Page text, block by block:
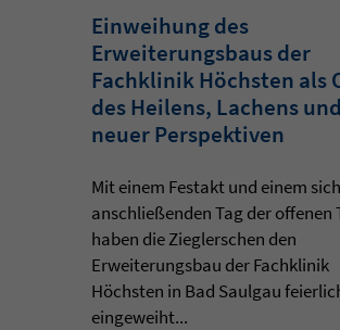
Einweihung des
Erweiterungsbaus der
Fachklinik Höchsten als
des Heilens, Lachens und
neuer Perspektiven
Mit einem Festakt und einem sich
anschließenden Tag der offenen
haben die Zieglerschen den
Erweiterungsbau der Fachklinik
Höchsten in Bad Saulgau
eingeweiht...